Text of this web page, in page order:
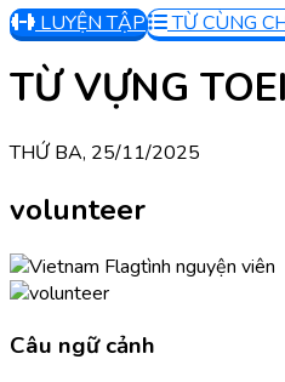
LUYỆN TẬP
TỪ CÙNG
TỪ VỰNG
THỨ BA, 25/11/2025
volunteer
tình nguyện viên
Câu ngữ cảnh